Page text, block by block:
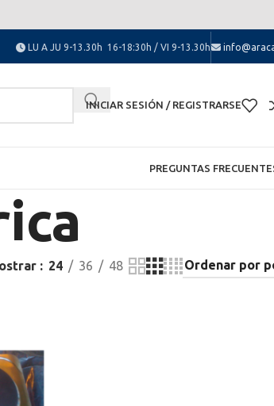
Disculpen las molestias.
LU A JU 9-13.30h 16-18:30h / VI 9-13.30h
INICIAR SESIÓN / REGISTRARSE
PREGUNTAS
24 36 48